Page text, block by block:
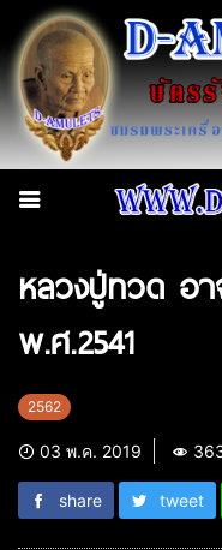
หลวงปู่ทวด อ
พ.ศ.2541
2562
03 พ.ค. 2019
share tweet